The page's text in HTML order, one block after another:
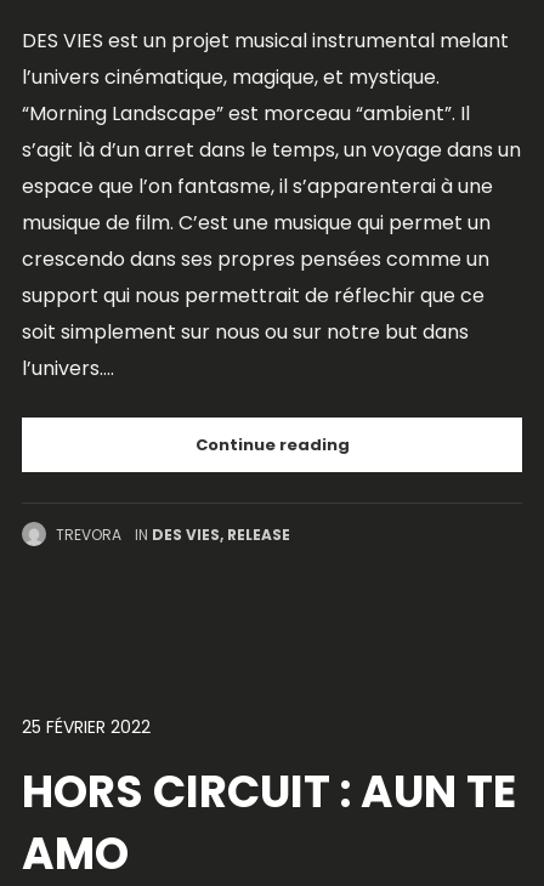
DES VIES est un projet musical instrumental melant
l’univers cinématique, magique, et mystique.
“Morning Landscape” est morceau “ambient”. Il
s’agit là d’un arret dans le temps, un voyage dans un
espace que l’on fantasme, il s’apparenterai à une
musique de film. C’est une musique qui permet un
crescendo dans ses propres pensées comme un
support qui nous permettrait de réflechir que ce
soit simplement sur nous ou sur notre but dans
l’univers....
Continue reading
TREVORA IN DES VIES, RELEASE
25 FÉVRIER 2022
HORS CIRCUIT : AUN TE
AMO